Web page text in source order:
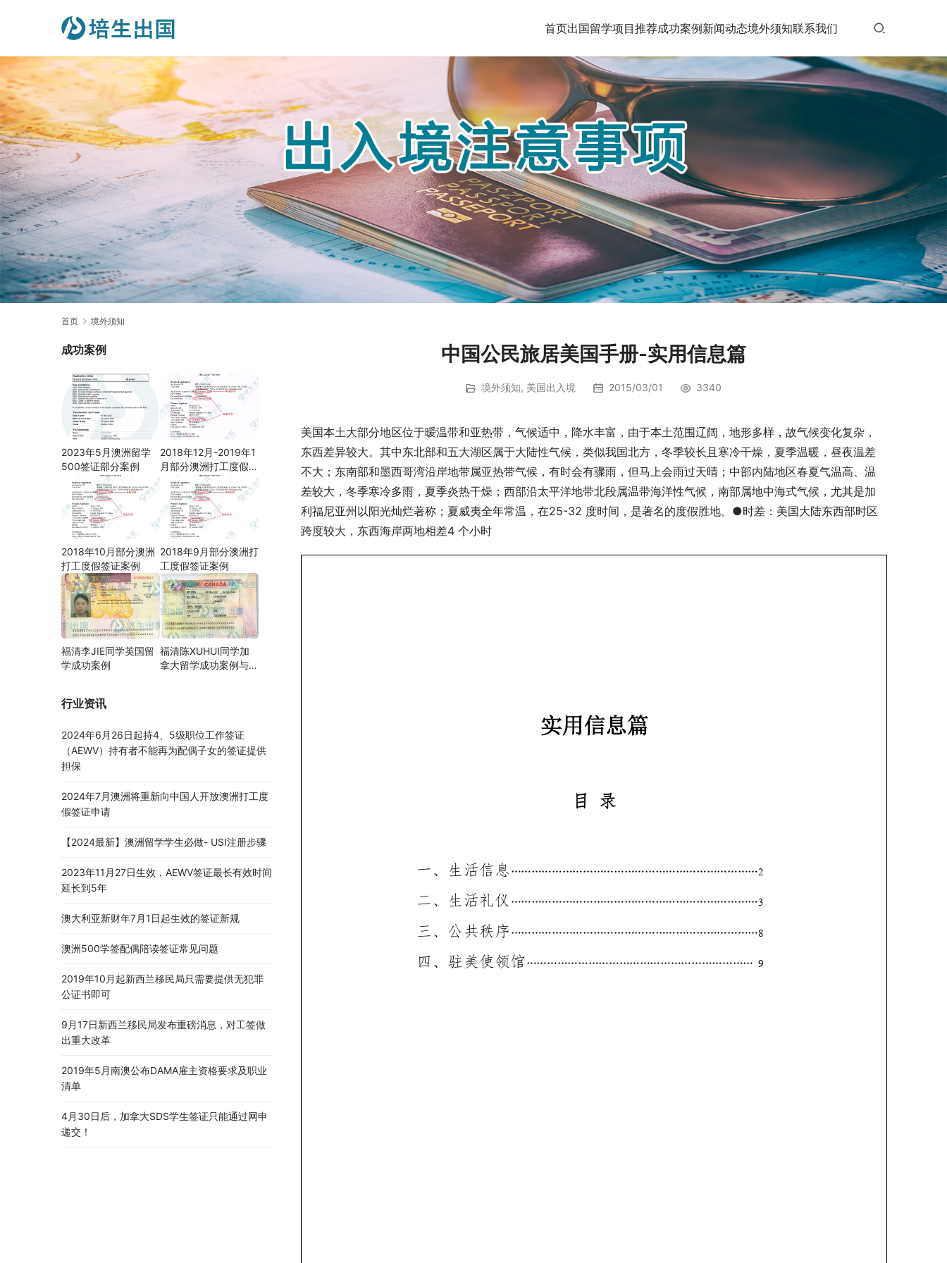
首页出国留学项目推荐成功案例新闻动态境外须知联系我们
首页 境外须知
中国公民旅居美国手册-实用信息篇
境外须知, 美国出入境 2015/03/01 3340
美国本土大部分地区位于暧温带和亚热带，气候适中，降水丰富，由于本土范围辽阔，地形多样，故气候变化复杂，
东西差异较大。其中东北部和五大湖区属于大陆性气候，类似我国北方，冬季较长且寒冷干燥，夏季温暖，昼夜温差
不大；东南部和墨西哥湾沿岸地带属亚热带气候，有时会有骤雨，但马上会雨过天晴；中部内陆地区春夏气温高、温
差较大，冬季寒冷多雨，夏季炎热干燥；西部沿太平洋地带北段属温带海洋性气候，南部属地中海式气候，尤其是加
利福尼亚州以阳光灿烂著称；夏威夷全年常温，在25-32 度时间，是著名的度假胜地。●时差：美国大陆东西部时区
跨度较大，东西海岸两地相差4 个小时
成功案例
2023年5月澳洲留学
500签证部分案例
2018年12月-2019年1
月部分澳洲打工度假签
证案例
2018年10月部分澳洲
打工度假签证案例
2018年9月部分澳洲打
工度假签证案例
福清李JIE同学英国留
学成功案例
福清陈XUHUI同学加
拿大留学成功案例与父
行业资讯
2024年6月26日起持4、5级职位工作签证
（AEWV）持有者不能再为配偶子女的签证提供
担保
2024年7月澳洲将重新向中国人开放澳洲打工度
假签证申请
【2024最新】澳洲留学学生必做- USI注册步骤
2023年11月27日生效，AEWV签证最长有效时间
延长到5年
澳大利亚新财年7月1日起生效的签证新规
澳洲500学签配偶陪读签证常见问题
2019年10月起新西兰移民局只需要提供无犯罪
公证书即可
9月17日新西兰移民局发布重磅消息，对工签做
出重大改革
2019年5月南澳公布DAMA雇主资格要求及职业
清单
4月30日后，加拿大SDS学生签证只能通过网申
递交！